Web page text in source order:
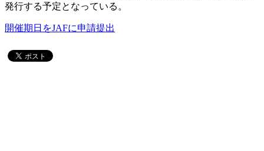
発行する予定となっている。
開催期日をJAFに申請提出